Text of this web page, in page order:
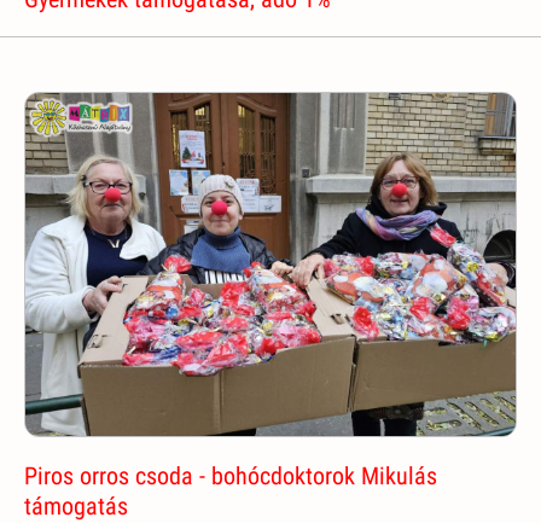
Piros orros csoda - bohócdoktorok Mikulás
támogatás